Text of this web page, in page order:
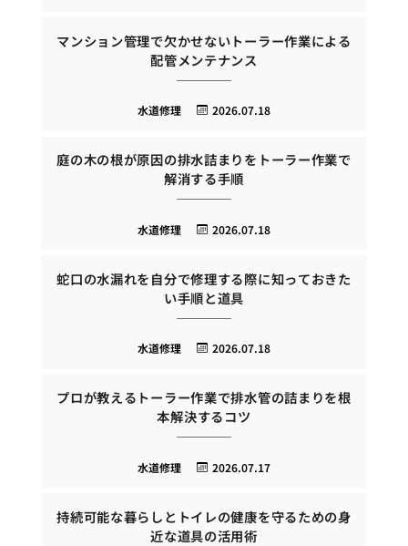
マンション管理で欠かせないトーラー作業による
配管メンテナンス
2026.07.18
水道修理
庭の木の根が原因の排水詰まりをトーラー作業で
解消する手順
2026.07.18
水道修理
蛇口の水漏れを自分で修理する際に知っておきた
い手順と道具
2026.07.18
水道修理
プロが教えるトーラー作業で排水管の詰まりを根
本解決するコツ
2026.07.17
水道修理
持続可能な暮らしとトイレの健康を守るための身
近な道具の活用術